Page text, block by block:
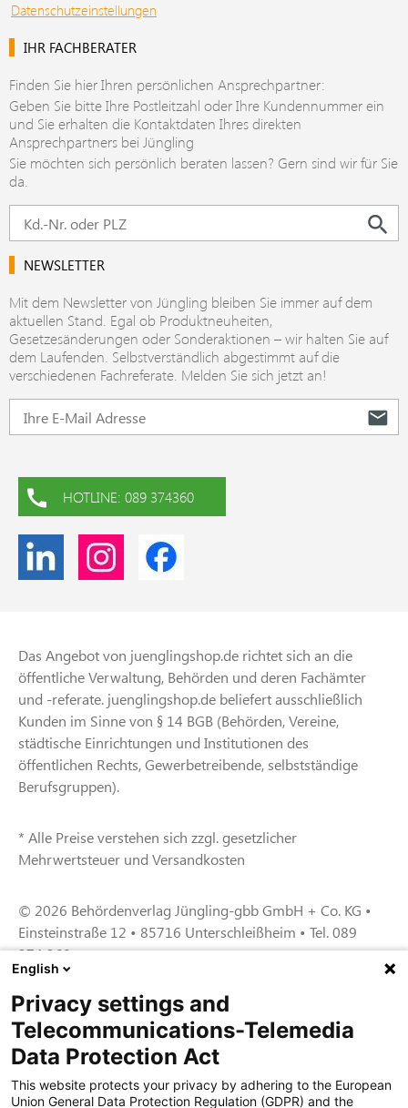
Datenschutzeinstellungen
IHR FACHBERATER
Finden Sie hier Ihren persönlichen Ansprechpartner:
Geben Sie bitte Ihre Postleitzahl oder Ihre Kundennummer ein
und Sie erhalten die Kontaktdaten Ihres direkten
Ansprechpartners bei Jüngling
Sie möchten sich persönlich beraten lassen? Gern sind wir für Sie
da.
NEWSLETTER
Mit dem Newsletter von Jüngling bleiben Sie immer auf dem
aktuellen Stand. Egal ob Produktneuheiten,
Gesetzesänderungen oder Sonderaktionen – wir halten Sie auf
dem Laufenden. Selbstverständlich abgestimmt auf die
verschiedenen Fachreferate. Melden Sie sich jetzt an!
HOTLINE: 089 374360
Das Angebot von juenglingshop.de richtet sich an die
öffentliche Verwaltung, Behörden und deren Fachämter
und -referate. juenglingshop.de beliefert ausschließlich
Kunden im Sinne von § 14 BGB (Behörden, Vereine,
städtische Einrichtungen und Institutionen des
öffentlichen Rechts, Gewerbetreibende, selbstständige
Berufsgruppen).
* Alle Preise verstehen sich zzgl. gesetzlicher
Mehrwertsteuer und Versandkosten
© 2026 Behördenverlag Jüngling-gbb GmbH + Co. KG •
Einsteinstraße 12 • 85716 Unterschleißheim • Tel. 089
374 360
Zertifiziert für das Sicherheitsmanagem
entsystem unter TU4® durch TÜViT Essen
English
Privacy settings and
Telecommunications-Telemedia
Data Protection Act
This website protects your privacy by adhering to the European
Union General Data Protection Regulation (GDPR) and the